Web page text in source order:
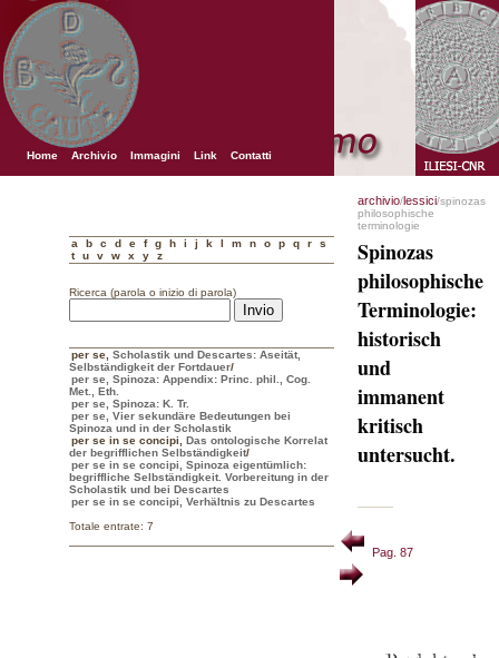
Home Archivio Immagini Link Contatti
a b c d e f g h i j k l m n o p q r
s
t
u v w x y z
Ricerca (parola o inizio di parola)
per se Scholastik und Descartes: Aseität,
Selbständigkeit der Fortdauer/
per se, Spinoza: Appendix: Princ. phil., Cog.
Met., Eth.
per se, Spinoza: K. Tr.
per se, Vier sekundäre Bedeutungen bei
Spinoza und in der Scholastik
per se in se concipi
Das ontologische Korrelat
der begrifflichen Selbständigkeit/
per se in se concipi, Spinoza eigentümlich:
begriffliche Selbständigkeit. Vorbereitung in der
Scholastik und bei Descartes
per se in se concipi, Verhältnis zu Descartes
Totale entrate: 7
archivio/lessici/spinozas
philosophische
terminologie
Spinozas
philosophische
Terminologie:
historisch
und
immanent
kritisch
untersucht.
Pag. 87